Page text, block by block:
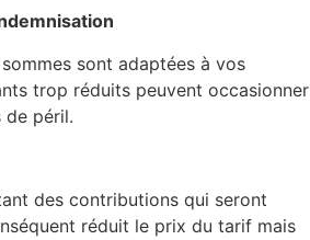
sont adaptées à vos
trop réduits peuvent occasionner
de péril.
des contributions qui seront
réduit le prix du tarif mais